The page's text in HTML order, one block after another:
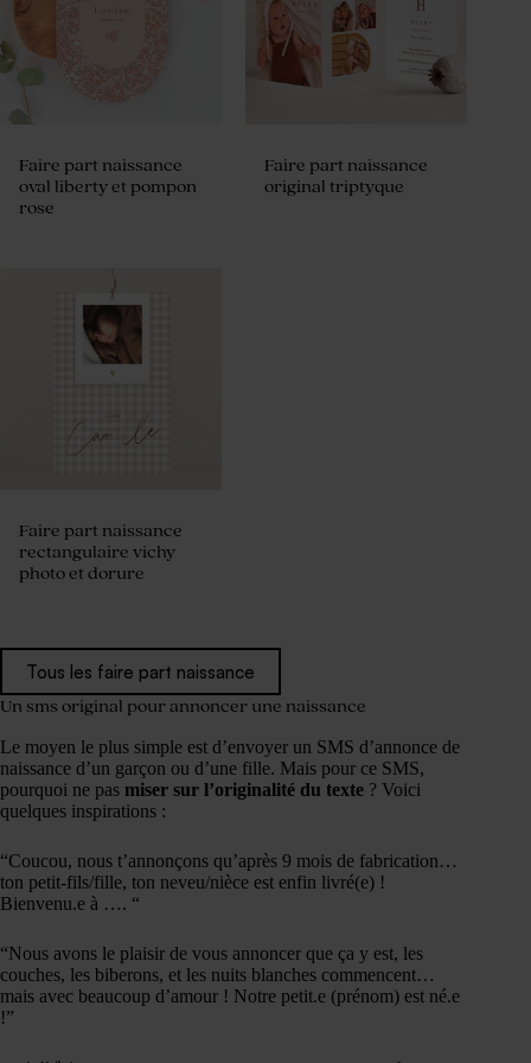
Faire part naissance
oval liberty et pompon
rose
Faire part naissance
original triptyque
Faire part naissance
rectangulaire vichy
photo et dorure
Tous les faire part naissance
Un sms original pour annoncer une naissance
Le moyen le plus simple est d’envoyer un SMS d’annonce de
naissance d’un garçon ou d’une fille. Mais pour ce SMS,
pourquoi ne pas miser sur l’originalité du texte ? Voici
quelques inspirations :
“Coucou, nous t’annonçons qu’après 9 mois de fabrication…
ton petit-fils/fille, ton neveu/nièce est enfin livré(e) !
Bienvenu.e à …. “
“Nous avons le plaisir de vous annoncer que ça y est, les
couches, les biberons, et les nuits blanches commencent…
mais avec beaucoup d’amour ! Notre petit.e (prénom) est né.e
!”